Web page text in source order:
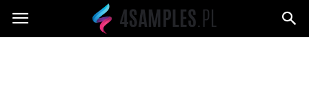
4samples.pl